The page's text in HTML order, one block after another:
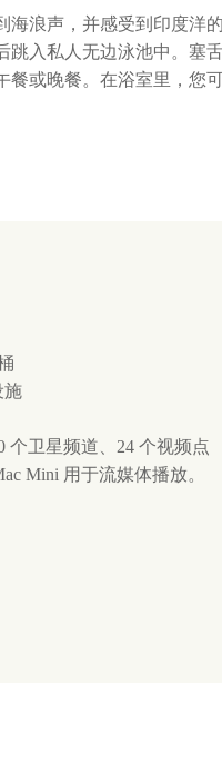
浪声，并感受到印度洋
入私人无边泳池中。塞
或晚餐。在浴室里，您
施
个卫星频道、24 个视频点
Mini 用于流媒体播放。